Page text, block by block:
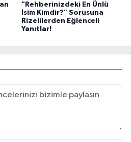
"Rehberinizdeki En Ünlü
İsim Kimdir?" Sorusuna
Rizelilerden Eğlenceli
Yanıtlar!